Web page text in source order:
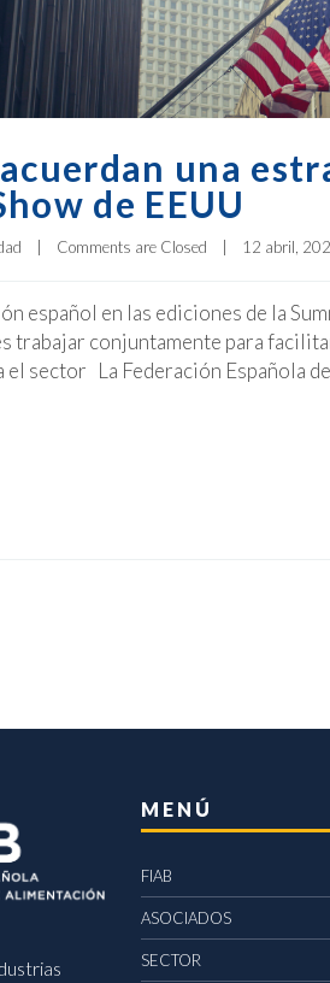
acuerdan una
de EEUU
Comments are Closed 12 abril,
español en las ediciones de la
trabajar conjuntamente para
el sector La Federación Española
MENÚ
FIAB
ASOCIADOS
SECTOR